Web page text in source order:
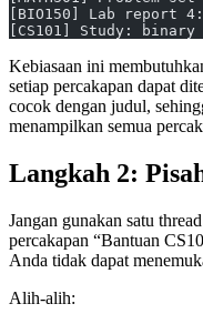
[BIO150] Lab report
[CS101] Study:
Kebiasaan ini
setiap percakapan dapat
cocok dengan judul,
menampilkan semua
Langkah 2:
Jangan gunakan satu
percakapan “Bantuan
Anda tidak dapat
Alih-alih: